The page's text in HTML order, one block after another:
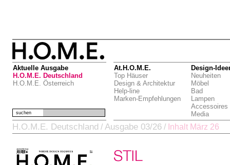
Aktuelle Ausgabe
H.O.M.E. Deutschland
H.O.M.E. Österreich
At.H.O.M.E.
Top Häuser
Design & Architektur
Help-line
Marken-Empfehlungen
Design-
Neuheiten
Möbel
Bad
Lampen
Accessoires
Media
suchen
H.O.M.E. Deutschland / Ausgabe 03/26 / Inhalt März 26